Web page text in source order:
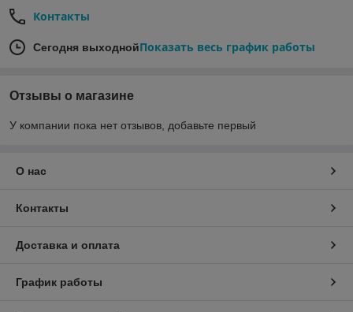
Контакты
Сегодня выходнойПоказать весь график работы
Отзывы о магазине
У компании пока нет отзывов, добавьте первый
О нас
Контакты
Доставка и оплата
График работы